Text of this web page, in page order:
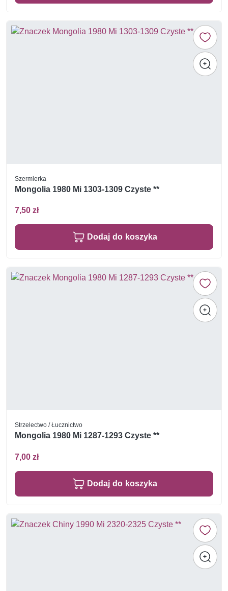
Szermierka
Mongolia 1980 Mi 1303-1309 Czyste **
7,50 zł
Dodaj do koszyka
Strzelectwo / Łucznictwo
Mongolia 1980 Mi 1287-1293 Czyste **
7,00 zł
Dodaj do koszyka